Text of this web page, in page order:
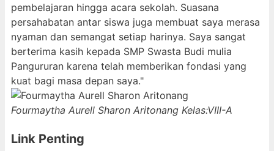
pembelajaran hingga acara sekolah. Suasana
persahabatan antar siswa juga membuat saya merasa
nyaman dan semangat setiap harinya. Saya sangat
berterima kasih kepada SMP Swasta Budi mulia
Pangururan karena telah memberikan fondasi yang
kuat bagi masa depan saya."
Fourmaytha Aurell Sharon Aritonang Kelas:VIII-A
Link Penting